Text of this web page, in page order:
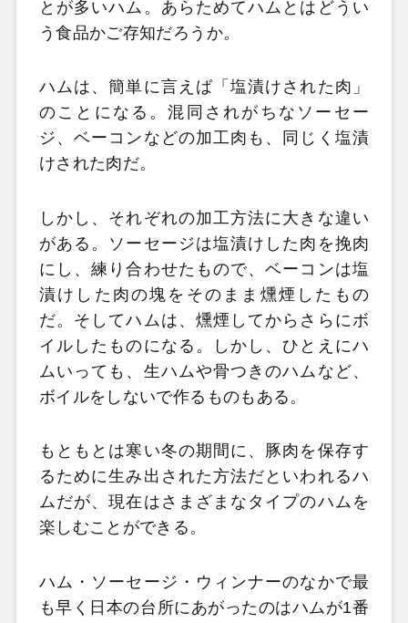
とが多いハム。あらためてハムとはどうい
う食品かご存知だろうか。
ハムは、簡単に言えば「塩漬けされた肉」
のことになる。混同されがちなソーセー
ジ、ベーコンなどの加工肉も、同じく塩漬
けされた肉だ。
しかし、それぞれの加工方法に大きな違い
がある。ソーセージは塩漬けした肉を挽肉
にし、練り合わせたもので、ベーコンは塩
漬けした肉の塊をそのまま燻煙したもの
だ。そしてハムは、燻煙してからさらにボ
イルしたものになる。しかし、ひとえにハ
ムいっても、生ハムや骨つきのハムなど、
ボイルをしないで作るものもある。
もともとは寒い冬の期間に、豚肉を保存す
るために生み出された方法だといわれるハ
ムだが、現在はさまざまなタイプのハムを
楽しむことができる。
ハム・ソーセージ・ウィンナーのなかで最
も早く日本の台所にあがったのはハムが1番